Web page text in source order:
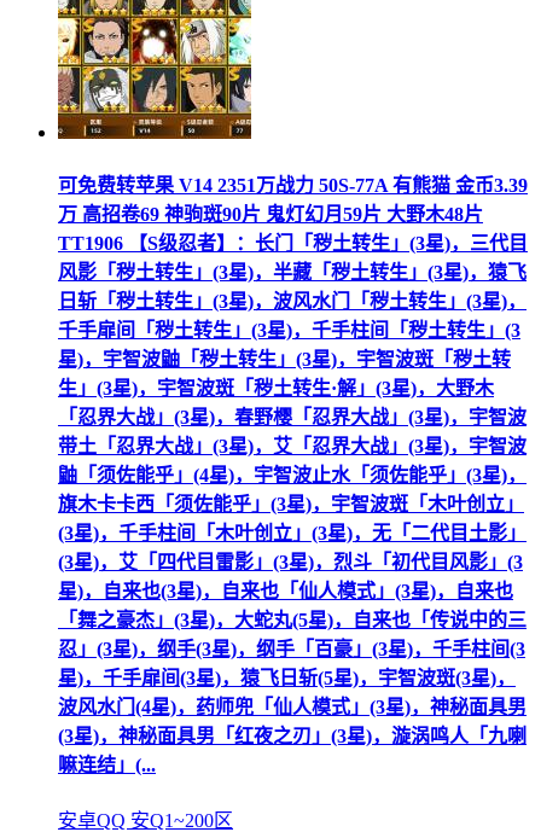
可免费转苹果 V14 2351万战力 50S-77A 有熊猫 金币3.39
万 高招卷69 神驹斑90片 鬼灯幻月59片 大野木48片
TT1906 【S级忍者】：长门「秽土转生」(3星)，三代目
风影「秽土转生」(3星)，半藏「秽土转生」(3星)，猿飞
日斩「秽土转生」(3星)，波风水门「秽土转生」(3星)，
千手扉间「秽土转生」(3星)，千手柱间「秽土转生」(3
星)，宇智波鼬「秽土转生」(3星)，宇智波斑「秽土转
生」(3星)，宇智波斑「秽土转生·解」(3星)，大野木
「忍界大战」(3星)，春野樱「忍界大战」(3星)，宇智波
带土「忍界大战」(3星)，艾「忍界大战」(3星)，宇智波
鼬「须佐能乎」(4星)，宇智波止水「须佐能乎」(3星)，
旗木卡卡西「须佐能乎」(3星)，宇智波斑「木叶创立」
(3星)，千手柱间「木叶创立」(3星)，无「二代目土影」
(3星)，艾「四代目雷影」(3星)，烈斗「初代目风影」(3
星)，自来也(3星)，自来也「仙人模式」(3星)，自来也
「舞之豪杰」(3星)，大蛇丸(5星)，自来也「传说中的三
忍」(3星)，纲手(3星)，纲手「百豪」(3星)，千手柱间(3
星)，千手扉间(3星)，猿飞日斩(5星)，宇智波斑(3星)，
波风水门(4星)，药师兜「仙人模式」(3星)，神秘面具男
(3星)，神秘面具男「红夜之刃」(3星)，漩涡鸣人「九喇
嘛连结」(...
安卓QQ 安Q1~200区